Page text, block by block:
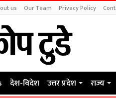
us Our Team Privacy Policy
देश-विदेश उत्तर प्रदेश राज्य